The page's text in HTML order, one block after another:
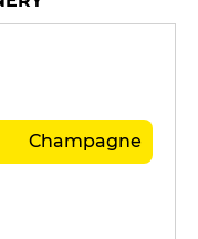
Champagne